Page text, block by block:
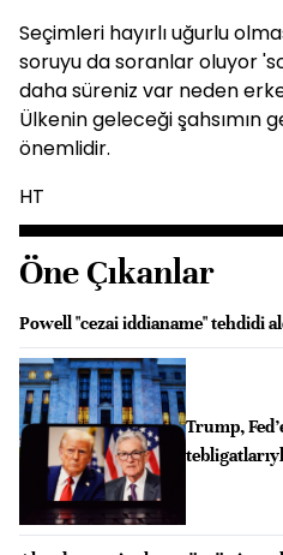
Seçimleri hayırlı uğurlu
soruyu da soranlar oluyor
daha süreniz var neden
Ülkenin geleceği şahsımın
önemlidir.
HT
Öne Çıkanlar
Powell "cezai iddianame" tehdidi
Trump,